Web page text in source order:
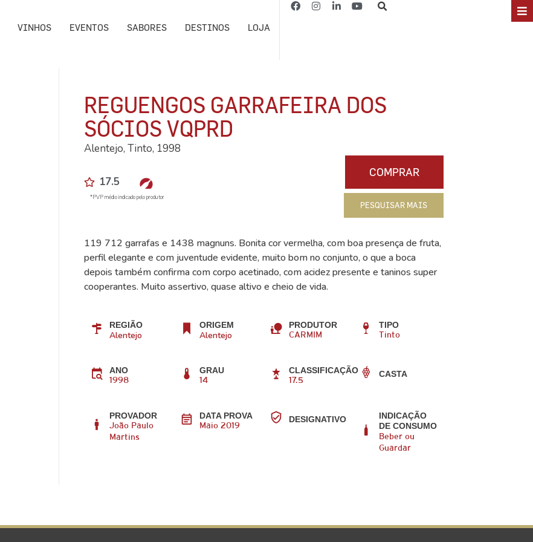
VINHOS EVENTOS SABORES DESTINOS LOJA
REGUENGOS GARRAFEIRA DOS
SÓCIOS VQPRD
Alentejo, Tinto, 1998
17.5
*PVP médio indicado pelo produtor
COMPRAR
PESQUISAR MAIS
119 712 garrafas e 1438 magnuns. Bonita cor vermelha, com boa presença de fruta,
perfil elegante e com juventude evidente, muito bom no conjunto, o que a boca
depois também confirma com corpo acetinado, com acidez presente e taninos super
cooperantes. Muito assertivo, quase altivo e cheio de vida.
REGIÃO
Alentejo
ORIGEM
Alentejo
PRODUTOR
CARMIM
TIPO
Tinto
ANO
1998
GRAU
14
CLASSIFICAÇÃO
17.5
CASTA
PROVADOR
João Paulo
Martins
DATA PROVA
Maio 2019
DESIGNATIVO
INDICAÇÃO
DE CONSUMO
Beber ou
Guardar